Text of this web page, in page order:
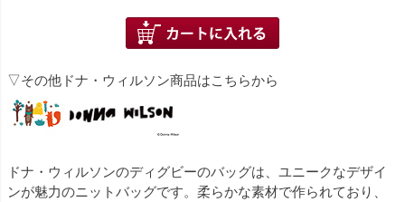
▽その他ドナ・ウィルソン商品はこちらから
ドナ・ウィルソンのディグビーのバッグは、ユニークなデザイ
ンが魅力のニットバッグです。柔らかな素材で作られており、